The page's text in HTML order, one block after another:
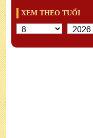
XEM THEO TUỔI